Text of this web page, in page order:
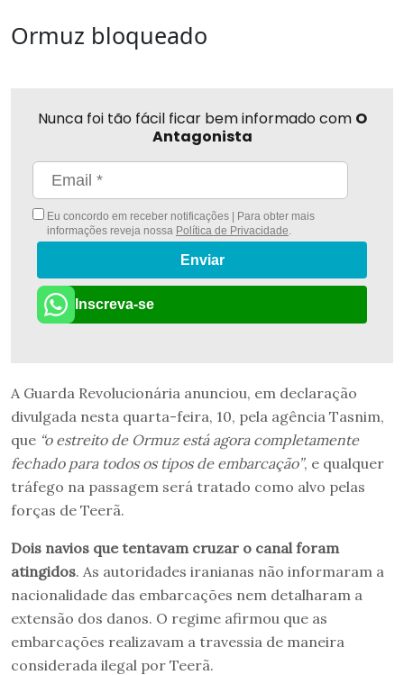
Ormuz bloqueado
Nunca foi tão fácil ficar bem informado com O
Antagonista
Eu concordo em receber notificações | Para obter mais
informações reveja nossa Política de Privacidade.
Enviar
Inscreva-se
A Guarda Revolucionária anunciou, em declaração
divulgada nesta quarta-feira, 10, pela agência Tasnim,
que “o estreito de Ormuz está agora completamente
fechado para todos os tipos de embarcação”, e qualquer
tráfego na passagem será tratado como alvo pelas
forças de Teerã.
Dois navios que tentavam cruzar o canal foram
atingidos. As autoridades iranianas não informaram a
nacionalidade das embarcações nem detalharam a
extensão dos danos. O regime afirmou que as
embarcações realizavam a travessia de maneira
considerada ilegal por Teerã.